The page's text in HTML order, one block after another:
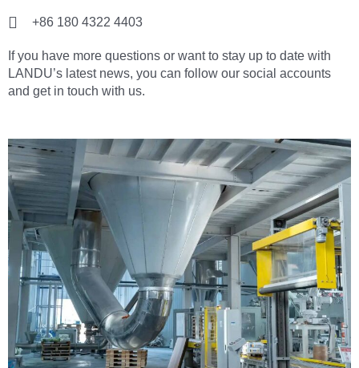
+86 180 4322 4403
If you have more questions or want to stay up to date with
LANDU’s latest news, you can follow our social accounts
and get in touch with us.